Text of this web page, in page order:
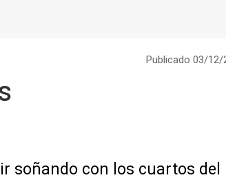
Publicado 03/12/
soñando con los cuartos del